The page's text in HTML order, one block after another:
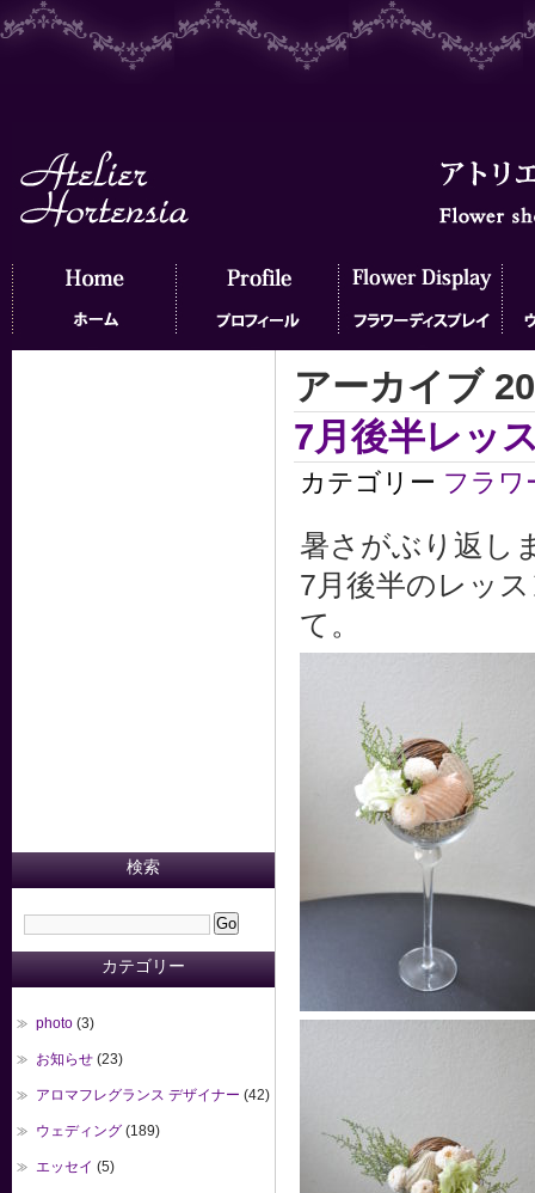
フラワーディスプレイ ウェ
アーカイブ
7月後半レッ
カテゴリー フラワ
暑さがぶり返し
7月後半のレッ
て。
検索
カテゴリー
photo (3)
お知らせ (23)
アロマフレグランス デザイナー (42)
ウェディング (189)
エッセイ (5)